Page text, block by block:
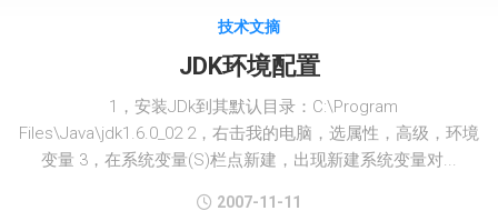
技术文摘
JDK环境配置
1，安装JDk到其默认目录：C:\Program
Files\Java\jdk1.6.0_02 2，右击我的电脑，选属性，高级，环境
变量 3，在系统变量(S)栏点新建，出现新建系统变量对...
2007-11-11